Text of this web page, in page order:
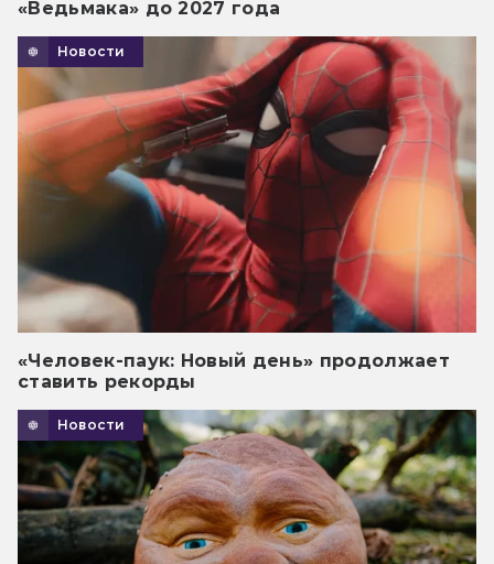
«Ведьмака» до 2027 года
Новости
«Человек-паук: Новый день» продолжает
ставить рекорды
Новости